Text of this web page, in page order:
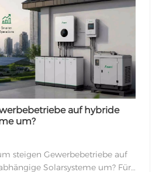
auf hybride
um?
bei StromausfällenKein Strom (System schaltet sich ab)100 % unterbrechungsfreie StromversorgungLastspitzenkappung / LastverschiebungNicht möglich (nur tagsüber)Ja (Speichert tagsüber erzeugte Solarenergie für die Nutzung in der Nacht)EnergieunabhängigkeitsgradNiedrig (Stark abhängig vom Stromnetz)Hoch (Bis zu 100 % autonomes Mikronetz)GeneratorintegrationSchlechtes/Manuelles SchaltenNahtlose intelligente Generatorsteuerung und -ladungAnatomie einer zuverlässigen Solararchitektur für Unternehmen Die Implementierung einer Energielösung im Megawattbereich erfordert ein perfektes Zusammenspiel von Photovoltaik-Anlage, Umwandlungselektronik und chemischer Speicherung. Die Verwendung unterschiedlicher Komponenten von nicht kompatiblen Anbietern führt häufig zu Kommunikationsfehlern zwischen Wechselrichter und Batteriemanagementsystem (BMS), was die Effizienz mindert und zum Verlust von Garantieansprüchen führt.Um maximale Betriebsstabilität zu erreichen, legen Industrieingenieure Wert auf die Beschaffung eines einheitlichen, werkseitig aufeinander abgestimmten Systems. Komplettes SolarpanelsystemIn dieser Architektur speisen hocheffiziente, halbierte monokristalline Solarmodule Hochspannungs-Gleichstrom in intelligente Multi-MPPT-Hybridwechselrichter ein. Diese Wechselrichter steuern die Energieflüsse intelligent basierend auf dem Echtzeitbedarf der Anlage: Sie versorgen unmittelbar laufende Verbraucher, laden modulare LiFePO4-Batteriespeicher oder begrenzen die Kosten für Spitzenlasten während teurer Zeittarifzeiten. Tiefgehende Analyse: Intelligente Mikronetze und MPPT-Optimierung Das Herzstück jeder professionellen Stromversorgungsanlage ist die hochentwickelte Wandlungsschaltung. Moderne kommerzielle Hybrid-Wechselrichter nutzen Multi-Core-Digital-Signalprozessoren (DSP) in Kombination mit ultraschnellen Maximum Power Point Tracking (MPPT)-Algorithmen. Diese Algorithmen erfassen kontinuierlich Spannung und Strom des Solarmoduls im Mikrosekundenbereich und passen die elektrische Impedanz an, um bis zu 99,5 % der verfügbaren Energie zu gewinnen – selbst bei schnellen Schwankungen der Sonneneinstrahlung durch vorbeiziehende Wolken.Intelligentes Microgrid-Management basiert zudem auf bidirektionaler Leistungsumwandlung. In Zeiten hoher Produktionsleistung wird überschüssige Gleichstromenergie direkt umgewandelt und mit minimalen Wärmeverlusten in die Hochspannungs-Lithiumspeicher eingespeist. Bei unerwarteten Lastspitzen – beispielsweise beim gleichzeitigen Anlaufen von Industriekompressoren oder Kältemaschinen – kombiniert das System umgehend Netzstrom (oder Generatorleistung) mit gespeicherter Batterieenergie, um den Bedarfsspitzenbedarf zu decken, die interne Verkabelung zu schützen und das Auslösen von Schutzschaltern zu verhindern.Wie man die Lagerkapazität von Gewerbebetrieben genau dimensioniert Die Dimensionierung eines kommerziellen Speichersystems erfordert ein methodisches Vorgehen und darf nicht auf Vermutungen beruhen. Ein unterdimensionierter Batteriespeicher kann kritische Lasten bei längeren Stromausfällen nicht versorgen, während eine Überdimensionierung die Amortisationszeit des Projekts unnötig verlängert. Professionelle EPC-Auftragnehmer bestimmen die Batteriekapazität anhand von drei Hauptkennzahlen: der gesamten kritischen Dauerlast (kW), der gewünschten Autonomiedauer (Stunden) und dem Entladegrad (DoD) der Batterie.Die Ingenieursformel:Erforderliche Batteriekapazität (kWh) = [Kritische Last (kW) × Autonomiezeit (Stunden)] ÷ [Wechselrichterwirkungsgrad × Sichere Entladetiefe]Benötigt beispielsweise eine industrielle Lebensmittelverarbeitungsanlage während eines Stromausfalls 50 kW Dauerleistung, um die industrielle Kühlung 6 Stunden lang aufrechtzuerhalten, und verwendet dafür hochwertige LiFePO4-Batterien (mit einer sicheren Entladetiefe von 90 % und einem Wechselrichterwirkungsgrad von 96 %), ergibt sich folgende Berechnung: (50 × 6) ÷ (0,96 × 0,90) = 347,2 kWh. In diesem Szenario bietet der Einsatz eines stapelbaren Energiespeicherschranks mit einer Kapazität von 350 kWh bis 400 kWh eine robuste und ausfallsichere Betriebsreserve.📊 Praxisbeispiel: Modernisierung einer 500-kW-Industrieanlage Die Herausforderung: Ein mittelständisches Textilunternehmen in einer Region mit stark instabilem Stromnetz war durchschnittlich 12 Stunden pro Woche von rollierenden Stromausfällen betroffen. Die Abhängigkeit von Notstromaggregaten aus Dieselkraftstoff schmälerte die Gewinnmargen aufgrund explodierender Treibstoffkosten, häufiger Motorwartung und starker Spannungsschwankungen, die immer wieder empfindliche Webmaschinen beschädigten.Die Lösung: Anern entwickelte und lieferte ein individuell angepasst Autarkes Lithium-Solarsystem Die gesamte Produktionsanlage wurde mit neuer Energie versorgt. Die Anlage umfasste 500 kW hocheffiziente N-Typ-Solarmodule, einen containerisierten 800-kWh-Hochvolt-LiFePO4-Batteriespeicher mit intelligentem Batteriemanagementsystem (BMS) und robuste Parallel-Hybrid-Wechselrichter, die in der Lage sind, massive Anlaufströme der Motoren zu bewältigen.Die Ergebnisse:Die Laufzeit des Dieselgenerators wurde drastisch reduziert. 88%was zu jährlichen Betriebskosteneinsparungen von über 120.000 US-Dollar führt.Innerhalb eines Jahres wurden keine Produktionsausfälle verzeichnet, wodurch auch durch plötzliche Stromausfälle verursachte Verluste von Textilchargen vermieden wurden.Das System erreichte innerhalb von 3,2 Jahreund gleichzeitig die CO2-Emissionen des Unternehmens um 450 Tonnen pro Jahr zu reduzieren.Branchenübergreifende Anwendungen: Wo hybride Solarenergie den Wert steigert Die Vielseitigkeit moderner kommerzieller Solarenergiearchitekturen ermöglicht es ihnen, unterschiedliche betriebliche Herausforderungen in verschiedenen Sektoren der Weltwirtschaft zu lösen:Kühlkettenlogistik & Landwirtschaft: Temperatursensitive Lager nutzen Solarspeicher, um während der sommerlichen Hitzespitzen massive Kühlanlagen mit Strom zu vers